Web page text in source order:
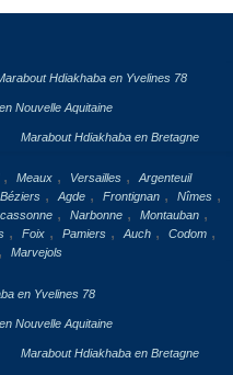
Hdiakhaba en Yvelines 78
Nouvelle Aquitaine
Marabout Hdiakhaba en Bretagne
, Meaux , Versailles ,
Argenteuil
Béziers , Agde , Frontignan , Nîmes ,
, Narbonne , Montauban ,
, Foix , Pamiers , Auch , Codom ,
, Marvejols
en Yvelines 78
Nouvelle Aquitaine
Marabout Hdiakhaba en Bretagne